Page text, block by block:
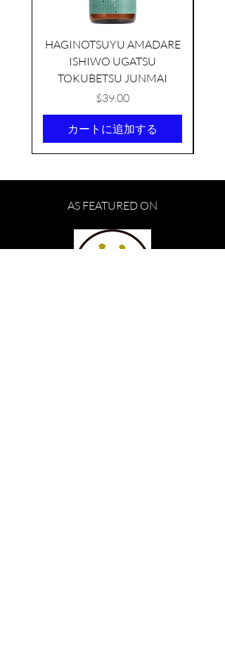
HAGINOTSUYU AMADARE
ISHIWO UGATSU
TOKUBETSU JUNMAI
価格
$39.00
カートに追加する
AS FEATURED ON